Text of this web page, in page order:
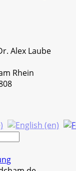
Alex Laube
Rhein